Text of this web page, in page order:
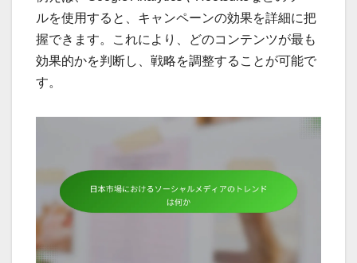
ルを使用すると、キャンペーンの効果を詳細に把
握できます。これにより、どのコンテンツが最も
効果的かを判断し、戦略を調整することが可能で
す。